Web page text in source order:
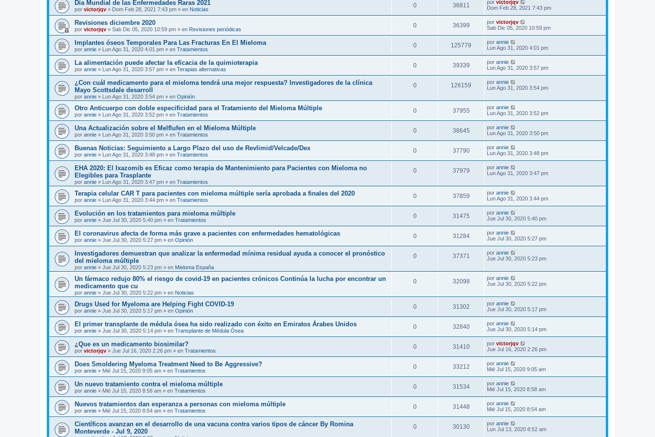
Día Mundial de las Enfermedades Raras 2021
por victorjqv » Dom Feb 28, 2021 7:43 pm » en Noticias
0 36811 por victorjqv
Dom Feb 28, 2021 7:43 pm
Revisiones diciembre 2020
por victorjqv » Sab Dic 05, 2020 10:59 pm » en Revisiones periódicas
0 36399 por victorjqv
Sab Dic 05, 2020 10:59 pm
Implantes óseos Temporales Para Las Fracturas En El Mieloma
por annie » Lun Ago 31, 2020 4:01 pm » en Tratamientos
0 125779 por annie
Lun Ago 31, 2020 4:01 pm
La alimentación puede afectar la eficacia de la quimioterapia
por annie » Lun Ago 31, 2020 3:57 pm » en Terapias alternativas
0 39339 por annie
Lun Ago 31, 2020 3:57 pm
¿Con cuál medicamento para el mieloma tendrá una mejor respuesta? Investigadores de la clínica
Mayo Scottsdale desarroll
por annie » Lun Ago 31, 2020 3:54 pm » en Opinión
0 126159 por annie
Lun Ago 31, 2020 3:54 pm
Otro Anticuerpo con doble especificidad para el Tratamiento del Mieloma Múltiple
por annie » Lun Ago 31, 2020 3:52 pm » en Tratamientos
0 37955 por annie
Lun Ago 31, 2020 3:52 pm
Una Actualización sobre el Melflufen en el Mieloma Múltiple
por annie » Lun Ago 31, 2020 3:50 pm » en Tratamientos
0 38645 por annie
Lun Ago 31, 2020 3:50 pm
Buenas Noticias: Seguimiento a Largo Plazo del uso de Revlimid/Velcade/Dex
por annie » Lun Ago 31, 2020 3:48 pm » en Tratamientos
0 37790 por annie
Lun Ago 31, 2020 3:48 pm
EHA 2020: El Ixazomib es Eficaz como terapia de Mantenimiento para Pacientes con Mieloma no
Elegibles para Trasplante
por annie » Lun Ago 31, 2020 3:47 pm » en Tratamientos
0 37979 por annie
Lun Ago 31, 2020 3:47 pm
Terapia celular CAR T para pacientes con mieloma múltiple sería aprobada a finales del 2020
por annie » Lun Ago 31, 2020 3:44 pm » en Tratamientos
0 37859 por annie
Lun Ago 31, 2020 3:44 pm
Evolución en los tratamientos para mieloma múltiple
por annie » Jue Jul 30, 2020 5:40 pm » en Tratamientos
0 31475 por annie
Jue Jul 30, 2020 5:40 pm
El coronavirus afecta de forma más grave a pacientes con enfermedades hematológicas
por annie » Jue Jul 30, 2020 5:27 pm » en Opinión
0 31284 por annie
Jue Jul 30, 2020 5:27 pm
Investigadores demuestran que analizar la enfermedad mínima residual ayuda a conocer el pronóstico
del mieloma múltiple
por annie » Jue Jul 30, 2020 5:23 pm » en Mieloma España
0 37371 por annie
Jue Jul 30, 2020 5:23 pm
Un fármaco redujo 80% el riesgo de covid-19 en pacientes crónicos Continúa la lucha por encontrar un
medicamento que cu
por annie » Jue Jul 30, 2020 5:22 pm » en Noticias
0 32098 por annie
Jue Jul 30, 2020 5:22 pm
Drugs Used for Myeloma are Helping Fight COVID-19
por annie » Jue Jul 30, 2020 5:17 pm » en Opinión
0 31302 por annie
Jue Jul 30, 2020 5:17 pm
El primer transplante de médula ósea ha sido realizado con éxito en Emiratos Árabes Unidos
por annie » Jue Jul 30, 2020 5:14 pm » en Transplante de Médula Ósea
0 32840 por annie
Jue Jul 30, 2020 5:14 pm
¿Que es un medicamento biosimilar?
por victorjqv » Jue Jul 16, 2020 2:26 pm » en Tratamientos
0 31410 por victorjqv
Jue Jul 16, 2020 2:26 pm
Does Smoldering Myeloma Treatment Need to Be Aggressive?
por annie » Mié Jul 15, 2020 9:05 am » en Tratamientos
0 33212 por annie
Mié Jul 15, 2020 9:05 am
Un nuevo tratamiento contra el mieloma múltiple
por annie » Mié Jul 15, 2020 8:58 am » en Tratamientos
0 31534 por annie
Mié Jul 15, 2020 8:58 am
Nuevos tratamientos dan esperanza a personas con mieloma múltiple
por annie » Mié Jul 15, 2020 8:54 am » en Tratamientos
0 31448 por annie
Mié Jul 15, 2020 8:54 am
Científicos avanzan en el desarrollo de una vacuna contra varios tipos de cáncer By Romina
Monteverde - Jul 9, 2020
0 30130 por annie
Lun Jul 13, 2020 8:52 am